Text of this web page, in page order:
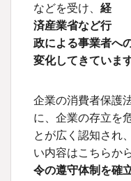
などを受け、 経
済産業省など行
政による事業者へ
変化してきていま
企業の消費者保護
に、企業の存立を
とが広く認知され
い内容はこちらか
令の遵守体制を確